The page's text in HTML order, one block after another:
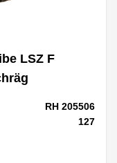
LSZ F
RH 205506
127